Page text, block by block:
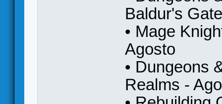
Baldur's
• Mage
Agosto
• Dungeons
Realms -